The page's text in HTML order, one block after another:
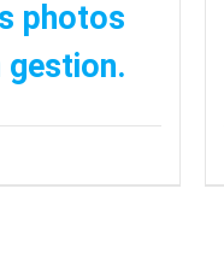
photos
gestion.